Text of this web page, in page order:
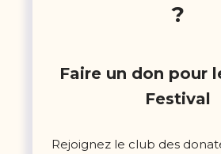
?
Faire un don pour
Festival
Rejoignez le club des